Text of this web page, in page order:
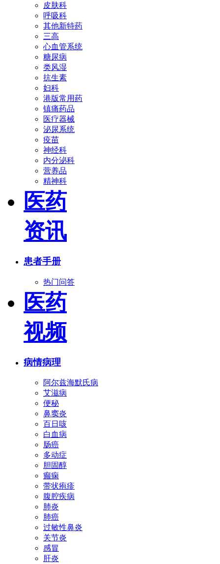
皮肤科
呼吸科
其他新特药
三高
心血管系统
糖尿病
类风湿
抗生素
妇科
港版常用药
镇痛药品
医疗器械
泌尿系统
疫苗
神经科
内分泌科
营养品
精神科
医药
资讯
患者手册
热门问答
医药
视频
病情病理
阿尔兹海默氏病
艾滋病
便秘
鼻窦炎
百日咳
白血病
肠癌
多动症
胆固醇
癫痫
带状疱疹
腹腔疾病
肺炎
肺癌
过敏性鼻炎
关节炎
感冒
肝炎